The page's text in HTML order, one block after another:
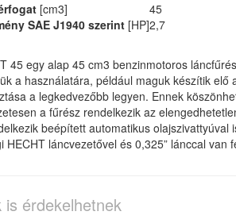
[cm3]
45
SAE J1940 szerint [HP]2,7
45 egy alap 45 cm3 benzinmotoros
a használatára, például maguk készítik
a legkedvezőbb legyen. Ennek
a fűrész rendelkezik az
beépített automatikus olajszivattyúval
HECHT láncvezetővel és 0,325” lánccal
is érdekelhetnek